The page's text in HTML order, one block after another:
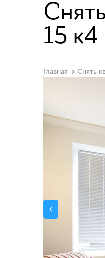
15 к4
Главная Снять